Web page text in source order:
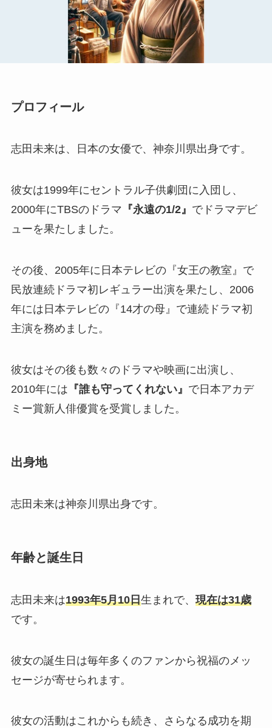
プロフィール
志田未来は、日本の女優で、神奈川県出身です。
彼女は1999年にセントラル子供劇団に入団し、
2000年にTBSのドラマ 『永遠の1/2』 でドラマデビ
ューを果たしました。
その後、2005年に日本テレビの『女王の教室』で
民放連続ドラマ初レギュラー出演を果たし、2006
年には日本テレビの『14才の母』で連続ドラマ初
主演を務めました。
彼女はその後も数々のドラマや映画に出演し、
2010年には 『誰も守ってくれない』 で日本アカデ
ミー賞新人俳優賞を受賞しました。
出身地
志田未来は神奈川県出身です。
年齢と誕生日
志田未来は1993年5月10日生まれで、 現在は31歳
です。
彼女の誕生日は毎年多くのファンから祝福のメッ
セージが寄せられます。
彼女の活動はこれからも続き、さらなる成功を期